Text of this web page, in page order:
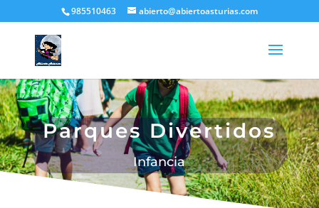
985510463 abierto@abiertoasturias.com
Parques Divertidos
Infancia